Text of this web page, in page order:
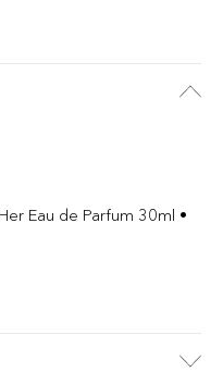
Eau de Parfum 30ml •